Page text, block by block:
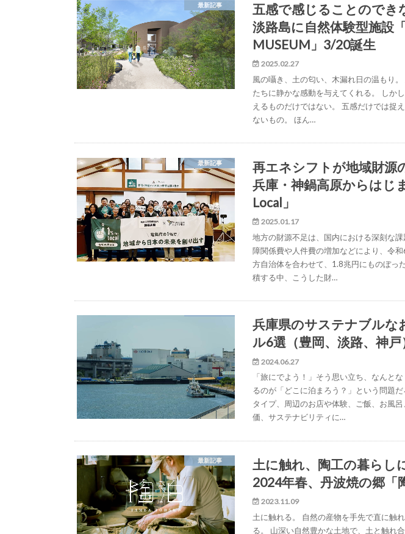
最新記事
五感で感じることのでき
淡路島に自然体験型施設
MUSEUM」3/20誕生
2025.02.27
風の囁き、土の匂い、木漏れ日の温もり
たちに静かな感動を与えてくれる。 しか
えるものだけではない。 五感だけでは捉
ないもの。 ほん…
最新記事
再エネシフトが地域財源
兵庫・神鍋高原からはじ
Local」
2025.01.17
地方の財源不足は、国内における深刻な
障関係費や人件費の増加などにより、令
方自治体を合わせて、1.8兆円にものぼっ
積する中、こうした財…
兵庫県のサステナブルな
ル6選（豊岡、淡路、神戸
2024.06.27
「旅にでよう！」そう思い立ち、なんと
るのが「どこに泊まろう？」という問題
タイプ、周辺のお店や体験、ご飯、お風
価、サステナビリティに…
最新記事
土に触れ、陶工の暮らし
2024年春、丹波焼の郷「
2023.11.09
土に触れる。 自然の産物を手先で直に触
る。 山深い自然豊かな土地で、土と触れ